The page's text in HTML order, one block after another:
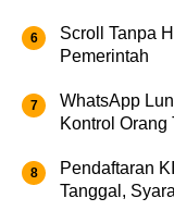
Scroll Tanpa
Pemerintah
WhatsApp
Kontrol Orang
Pendaftaran
Tanggal,